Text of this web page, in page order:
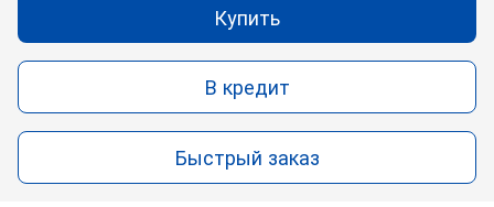
Купить
В кредит
Быстрый заказ